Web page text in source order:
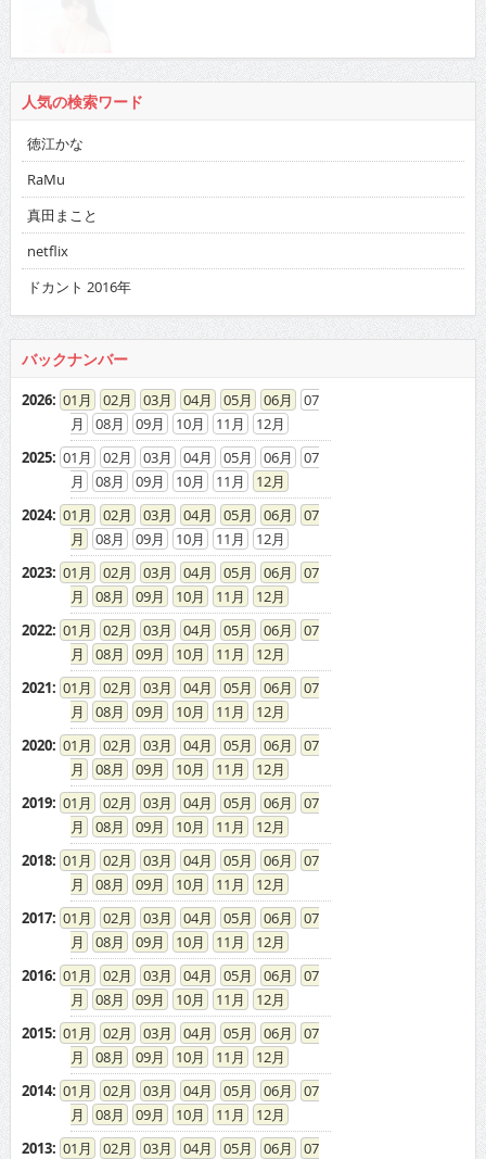
人気の検索ワード
徳江かな
RaMu
真田まこと
netflix
ドカント 2016年
バックナンバー
2026: 01 02 03 04 05 06
07
08
09 10 11
12
2025: 01 02 03 04 05 06
07
08
09 10 11
12
2024: 01 02 03 04 05 06
07
08
09 10 11
12
2023: 01 02 03 04 05 06
07
08
09 10 11
12
2022: 01 02 03 04 05 06
07
08
09 10 11
12
2021: 01 02 03 04 05 06
07
08
09 10 11
12
2020: 01 02 03 04 05 06
07
08
09 10 11
12
2019: 01 02 03 04 05 06
07
08
09 10 11
12
2018: 01 02 03 04 05 06
07
08
09 10 11
12
2017: 01 02 03 04 05 06
07
08
09 10 11
12
2016: 01 02 03 04 05 06
07
08
09 10 11
12
2015: 01 02 03 04 05 06
07
08
09 10 11
12
2014: 01 02 03 04 05 06
07
08
09 10 11
12
2013: 01 02 03 04 05 06
07